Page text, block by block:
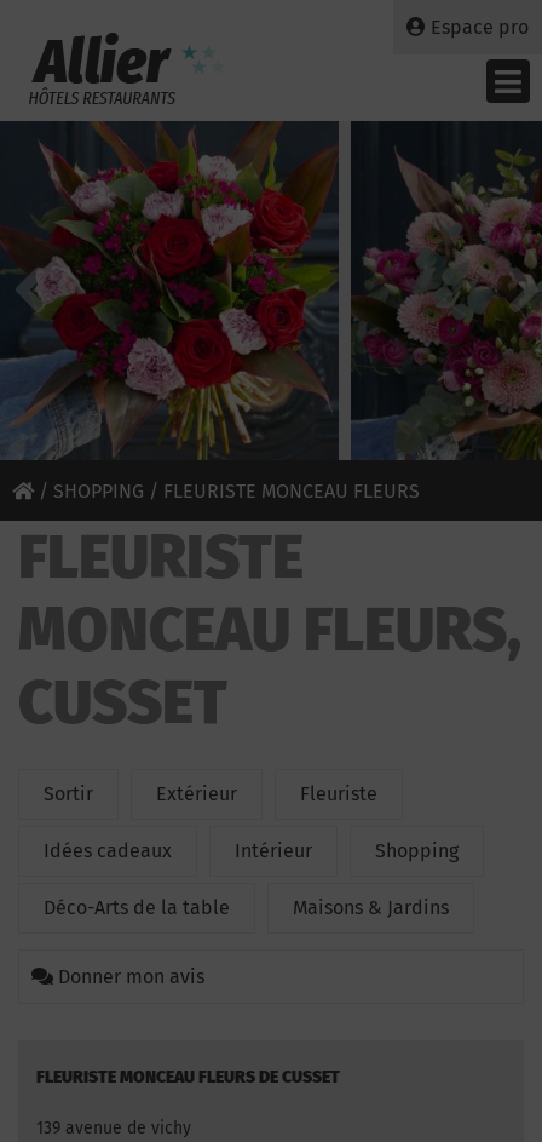
Espace pro
/ SHOPPING / FLEURISTE MONCEAU FLEURS
FLEURISTE
MONCEAU FLEURS,
CUSSET
Sortir Extérieur Fleuriste
Idées cadeaux Intérieur Shopping
Déco-Arts de la table Maisons & Jardins
Donner mon avis
FLEURISTE MONCEAU FLEURS DE CUSSET
139 avenue de vichy